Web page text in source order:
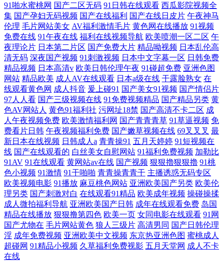
91啪水蜜桃网 国产二区无码 91日韩在线观看 西瓜影院视频全
集 国产孕妇无码视频 国产在线福利 国产在线日皮片 午夜神马
伦理 毛片网站美女 AV福利激情毛片 黄色网在线播放 91视频
免费在线 91午夜在线 福利在线视频导航 欧美喷潮一区二区 午
夜理论片 日本第二片区 国产免费大片 精品呦视频 日本乱伦高
清无码 深夜国产视频 91刺激视频 日本中文字幕一区 日韩免费
精品视频 日本高清v 欧美日韩伦理午夜 91碰超免费 亚洲色图
网站 精品欧美 成人AV在线观看 日本a级在线 干露脸熟女 在
线观看黄色网 成人抖音 爰上碰91 国产美女91视频 国产情侣片
97人人看 国产三级视频在线 91免费视频精品 国产精品另类 黄
色AV网站人 黄色91福利社 污网址18禁 国产高清不卡二区 成
人午夜视频免费 欧美激情福利网 国产青青青草 91草逼视频 免
费看片日韩 午夜视频福利免费 国产嫩草视频在线 69叉叉叉 最
新日本在线视频 日韩成人a 青青操91 五月天婷婷 91短视频在
线 国产在线观看的 白丝美女自慰网站 91福利免费视频 加勒比
91AV 91在线观看 黄网站av在线 国产视频 狠狠擼狠狠擼 91桃
色小视频 91激情 91干啪啪 青青操青青干 主播诱惑无码专区
欧美视频电影 91播放 麻豆桃色网站 亚洲欧美国产另类 欧美伦
理另类 国产刺激对白 在线观看91精品 欧美成年视频 操碰操揉
成人微拍福利导航 亚洲欧美国产日韩 成年在线观看免费 岛国
精品在线播放 狠狠撸第四色 欧美一页 女同电影在线观看 91网
国产尤物在 毛片网站黄色 狼人三级片 高清男同 国产日韩伦理
淫 成年免费视频 亚洲欧美中文视频 东京热亚洲色图 蜜桃成人
超碰网 91精品小视频 久草福利免费视影 五月天堂网 成人不卡
在线